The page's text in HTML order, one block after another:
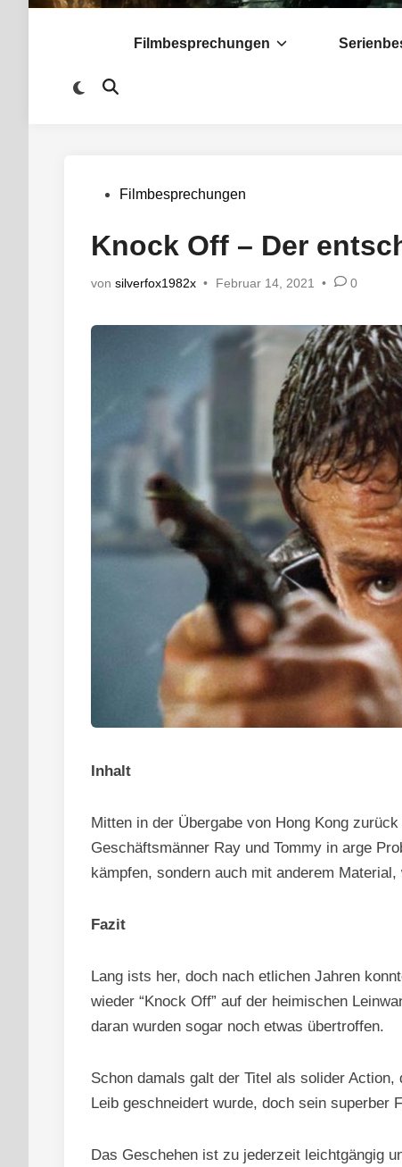
Filmbesprechungen
Zu
Suche
Veröffentlicht
Filmbesprechungen
Knock Off – Der
von silverfox1982x • Februar 14, 2021 • 0
Inhalt
Mitten in der Übergabe von Hong Kong
Geschäftsmänner Ray und Tommy in arge
kämpfen, sondern auch mit anderem
Fazit
Lang ists her, doch nach etlichen Jahren
wieder “Knock Off” auf der heimischen
daran wurden sogar noch etwas übertroffen.
Schon damals galt der Titel als solider
Leib geschneidert wurde, doch sein superber
Das Geschehen ist zu jederzeit leichtgängig